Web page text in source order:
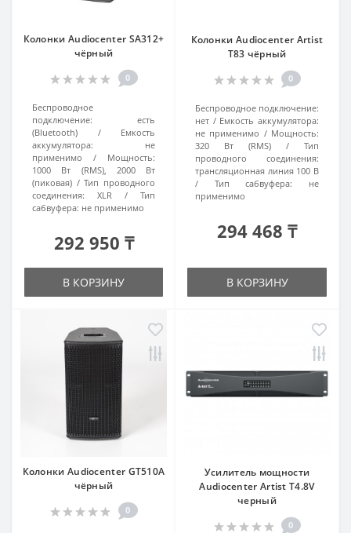
Колонки Audiocenter SA312+
чёрный
0
Беспроводное
подключение:
есть
(Bluetooth)
Емкость
аккумулятора:
не
применимо
Мощность:
1000 Вт (RMS), 2000 Вт
(пиковая)
Тип проводного
соединения:
XLR
Тип
сабвуфера: не применимо
292 950 ₸
В КОРЗИНУ
Колонки Audiocenter Artist
T83 чёрный
0
Беспроводное подключение:
нет
Емкость аккумулятора:
не применимо
Мощность:
320 Вт (RMS)
Тип
проводного соединения:
трансляционная линия 100 В
Тип сабвуфера:
не
применимо
294 468 ₸
В КОРЗИНУ
Колонки Audiocenter GT510A
чёрный
0
Усилитель мощности
Audiocenter Artist T4.8V
черный
0